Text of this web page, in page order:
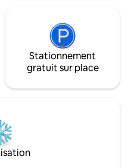
Stationnement
gratuit sur place